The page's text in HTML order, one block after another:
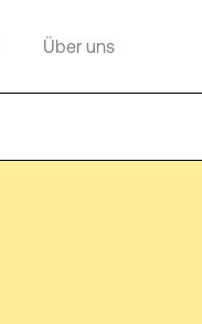
Über uns